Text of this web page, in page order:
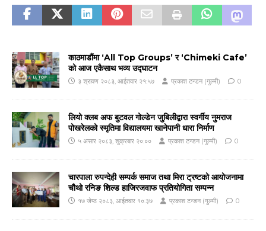
काठमाडौंमा ‘All Top Groups’ र ‘Chimeki Cafe’
को आज एकैसाथ भव्य उद्घाटन
३ श्रावण २०८३, आईतवार २१:५७ प्रकाश टन्डन (गुल्मी) 0
लियो क्लब अफ बुटवल गोल्डेन जुबिलीद्वारा स्वर्गीय नुमराज
पोखरेलको स्मृतिमा विद्यालयमा खानेपानी धारा निर्माण
५ असार २०८३, शुक्रबार २०:०० प्रकाश टन्डन (गुल्मी) 0
चारपाला रुपन्देही सम्पर्क समाज तथा मिरा ट्रष्टको आयोजनामा
चौथो रनिङ शिल्ड हाजिरजवाफ प्रतियोगिता सम्पन्न
१७ जेष्ठ २०८३, आईतवार १०:३७ प्रकाश टन्डन (गुल्मी) 0